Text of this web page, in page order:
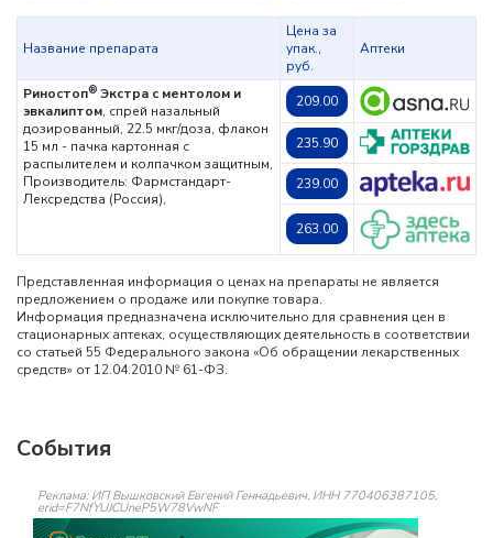
Название препарата
Цена за
упак.,
руб.
Аптеки
Риностоп®Экстра с ментолом и
эвкалиптом, спрей назальный
дозированный, 22.5 мкг/доза, флакон
15 мл - пачка картонная с
распылителем и колпачком защитным,
Производитель: Фармстандарт-
Лексредства (Россия),
209.00
235.90
239.00
263.00
Представленная информация о ценах на препараты не является
предложением о продаже или покупке товара.
Информация предназначена исключительно для сравнения цен в
стационарных аптеках, осуществляющих деятельность в соответствии
со статьей 55 Федерального закона «Об обращении лекарственных
средств» от 12.04.2010 № 61-ФЗ.
События
Реклама: ИП Вышковский Евгений Геннадьевич, ИНН 770406387105,
erid=F7NfYUJCUneP5W78VwNF